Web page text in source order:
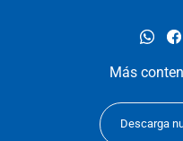
Más
Descarga